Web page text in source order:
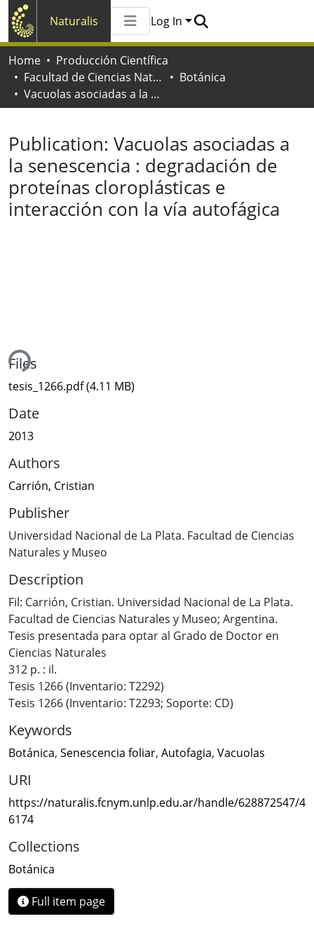
Naturalis
All of Naturalis
Log In
Home
Producción Científica
Facultad de Ciencias Naturales y Museo
Botánica
Vacuolas asociadas a la senescencia : degradación de proteínas cloroplásticas e interacción con la vía autofágica
Publication: Vacuolas asociadas a
la senescencia : degradación de
proteínas cloroplásticas e
interacción con la vía autofágica
Files
tesis_1266.pdf(4.11 MB)
Date
2013
Authors
Carrión, Cristian
Publisher
Universidad Nacional de La Plata. Facultad de Ciencias
Naturales y Museo
Description
Fil: Carrión, Cristian. Universidad Nacional de La Plata.
Facultad de Ciencias Naturales y Museo; Argentina.
Tesis presentada para optar al Grado de Doctor en
Ciencias Naturales
312 p. : il.
Tesis 1266 (Inventario: T2292)
Tesis 1266 (Inventario: T2293; Soporte: CD)
Keywords
Botánica, Senescencia foliar, Autofagia, Vacuolas
URI
https://naturalis.fcnym.unlp.edu.ar/handle/628872547/4
6174
Collections
Botánica
Full item page